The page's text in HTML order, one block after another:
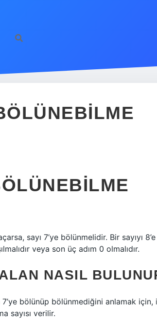
sayı 7’ye bölünmelidir. Bir sayıyı
veya son üç adım 0 olmalıdır.
NASIL
bölünüp bölünmediğini anlamak için,
sayısı verilir.